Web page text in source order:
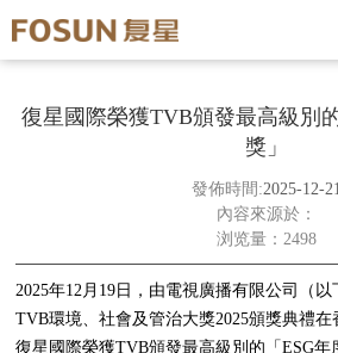
復星國際榮獲TVB頒發最高級別
獎」
發佈時間:2025-12-
內容來源於：
浏览量：2498
2025年12月19日，由電視廣播有限公司（
TVB環境、社會及管治大獎2025頒獎典禮在
復星國際榮獲TVB頒發最高級別的「ESG